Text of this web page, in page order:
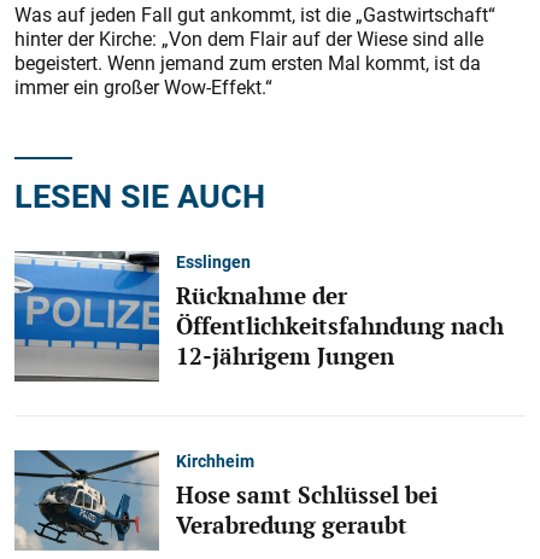
Was auf jeden Fall gut ankommt, ist die „Gastwirtschaft“
hinter der Kirche: „Von dem Flair auf der Wiese sind alle
begeistert. Wenn jemand zum ersten Mal kommt, ist da
immer ein großer Wow-Effekt.“
LESEN SIE AUCH
Esslingen
Rücknahme der
Öffentlichkeitsfahndung nach
12-jährigem Jungen
Kirchheim
Hose samt Schlüssel bei
Verabredung geraubt